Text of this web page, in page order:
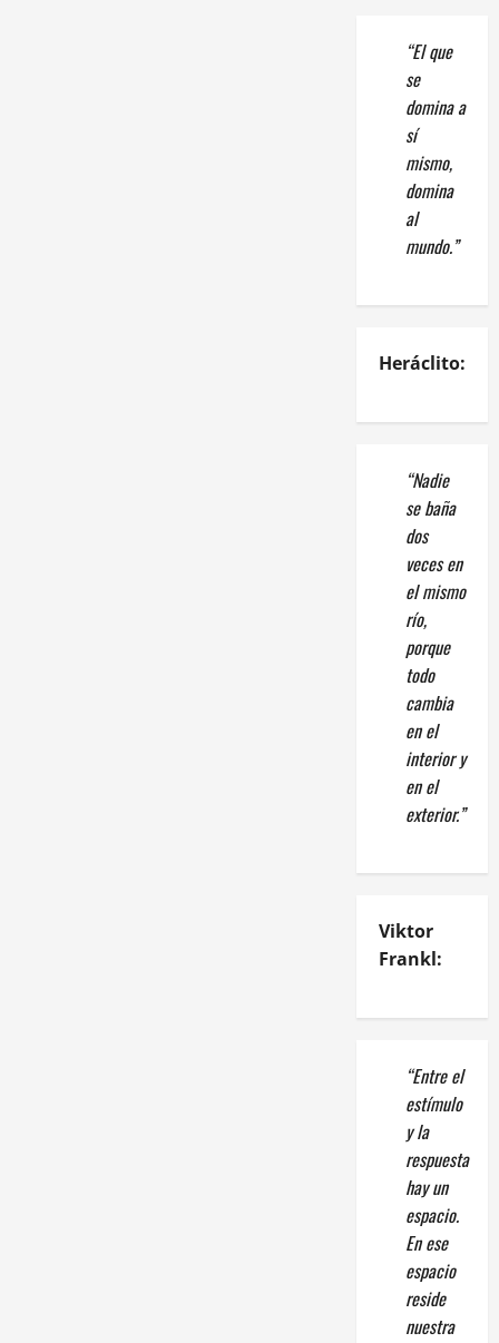
“El que
se
domina a
sí
mismo,
domina
al
mundo.”
Heráclito:
“Nadie
se baña
dos
veces en
el mismo
río,
porque
todo
cambia
en el
interior y
en el
exterior.”
Viktor
Frankl:
“Entre el
estímulo
y la
respuesta
hay un
espacio.
En ese
espacio
reside
nuestra